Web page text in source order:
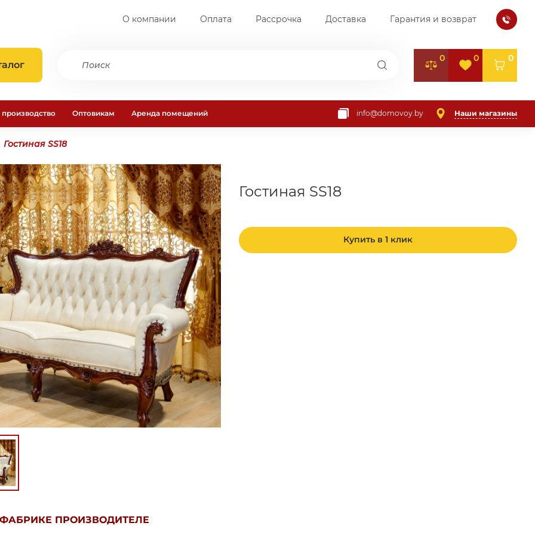
О компании Оплата Рассрочка Доставка Гарантия и возврат
0 0 0
Оптовикам Аренда помещений info@domovoy.by Наши магазины
Гостиная SS18
Гостиная SS18
Купить в 1 клик
ПРОИЗВОДИТЕЛЕ